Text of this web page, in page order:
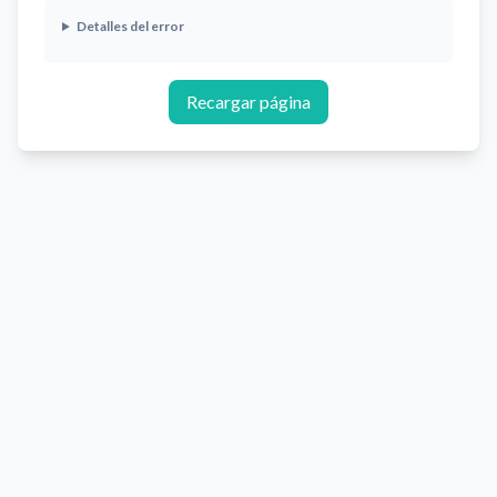
Detalles del error
Recargar página